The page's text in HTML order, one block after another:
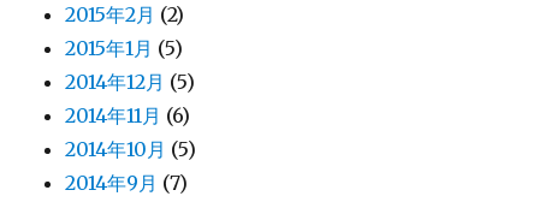
2015年2月 (2)
2015年1月 (5)
2014年12月 (5)
2014年11月 (6)
2014年10月 (5)
2014年9月 (7)